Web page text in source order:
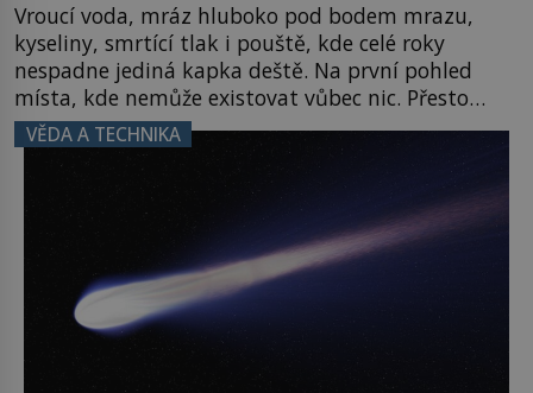
Vroucí voda, mráz hluboko pod bodem mrazu,
kyseliny, smrtící tlak i pouště, kde celé roky
nespadne jediná kapka deště. Na první pohled
místa, kde nemůže existovat vůbec nic. Přesto
právě tady vědci objevují organismy, které
posouvají hranice života. Každý nový nález mění
napovídá, kde bychom jednou […]
VĚDA A TECHNIKA